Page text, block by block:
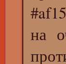
на